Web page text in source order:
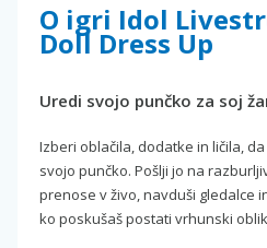
O igri Idol
Doll Dress Up
Uredi svojo punčko za soj
Izberi oblačila, dodatke in ličila,
svojo punčko. Pošlji jo na
prenose v živo, navduši gledalce
ko poskušaš postati vrhunski